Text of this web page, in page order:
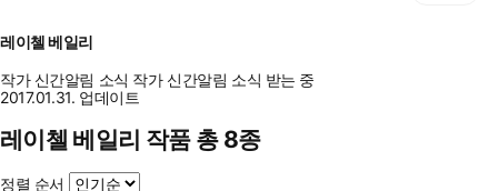
으
로
이
동
레이첼 베일리
작가 신간알림 소식 작가 신간알림 소식 받는 중
2017.01.31. 업데이트
레이첼 베일리 작품 총 8종
정렬 순서